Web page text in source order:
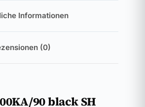
Informationen
(0)
90 black SH